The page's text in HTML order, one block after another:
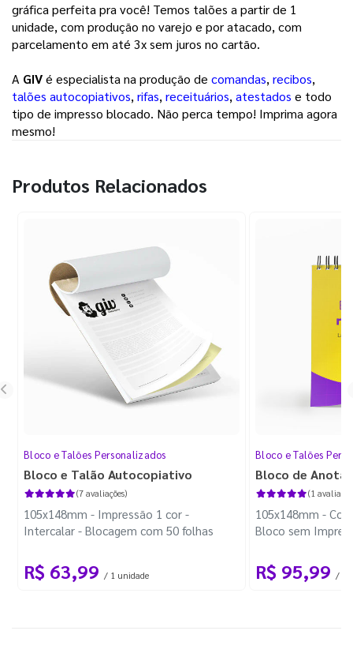
gráfica perfeita pra você! Temos talões a partir de 1
unidade, com produção no varejo e por atacado, com
parcelamento em até 3x sem juros no cartão.
A GIVé especialista na produção de comandas, recibos,
talões autocopiativos, rifas, receituários, atestados e todo
tipo de impresso blocado. Não perca tempo! Imprima agora
mesmo!
Produtos Relacionados
Bloco e Talões Personalizados
Bloco e Talão Autocopiativo
(7 avaliações)
105x148mm - Impressão 1 cor -
Intercalar - Blocagem com 50 folhas
R$ 63,99 / 1 unidade
Bloco e Talões
Bloco de
(1
105x148mm -
Bloco sem
R$ 95,99 / 10